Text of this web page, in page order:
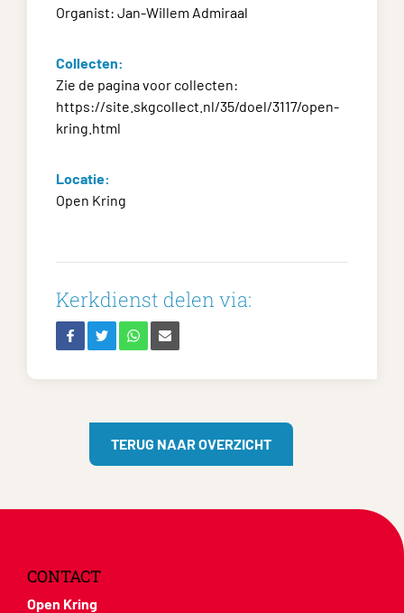
Organist: Jan-Willem Admiraal
Collecten:
Zie de pagina voor collecten:
https://site.skgcollect.nl/35/doel/3117/open-
kring.html
Locatie:
Open Kring
Kerkdienst delen via:
TERUG NAAR OVERZICHT
CONTACT
Open Kring